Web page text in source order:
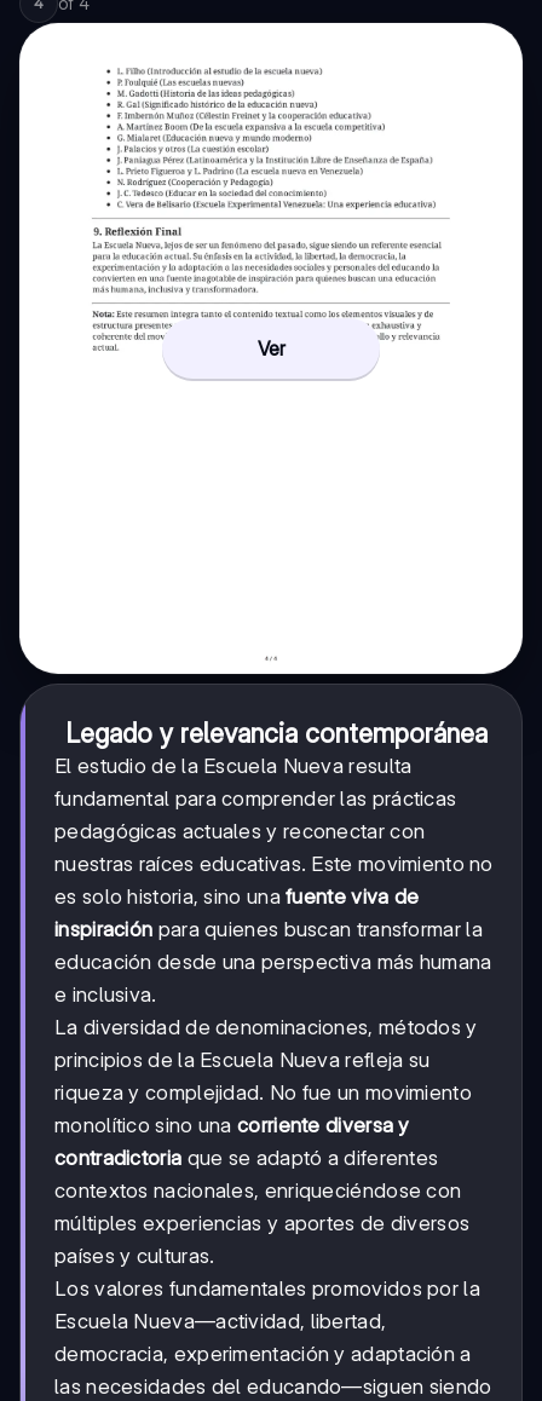
Ver
Legado y relevancia contemporánea
El estudio de la Escuela Nueva resulta
fundamental para comprender las prácticas
pedagógicas actuales y reconectar con
nuestras raíces educativas. Este movimiento no
es solo historia, sino unafuente viva de
inspiración para quienes buscan transformar la
educación desde una perspectiva más humana
e inclusiva.
La diversidad de denominaciones, métodos y
principios de la Escuela Nueva refleja su
riqueza y complejidad. No fue un movimiento
monolítico sino unacorriente diversa y
contradictoria que se adaptó a diferentes
contextos nacionales, enriqueciéndose con
múltiples experiencias y aportes de diversos
países y culturas.
Los valores fundamentales promovidos por la
Escuela Nueva—actividad, libertad,
democracia, experimentación y adaptación a
las necesidades del educando—siguen siendo